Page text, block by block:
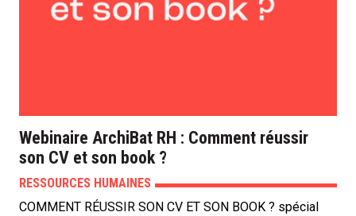
Webinaire ArchiBat RH : Comment réussir
son CV et son book ?
RESSOURCES HUMAINES
COMMENT RÉUSSIR SON CV ET SON BOOK ? spécial